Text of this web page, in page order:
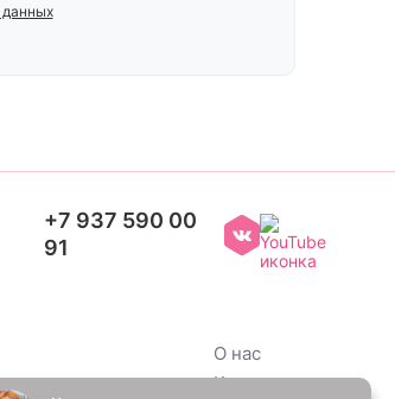
+7 937 590 00
91
О нас
Контакты